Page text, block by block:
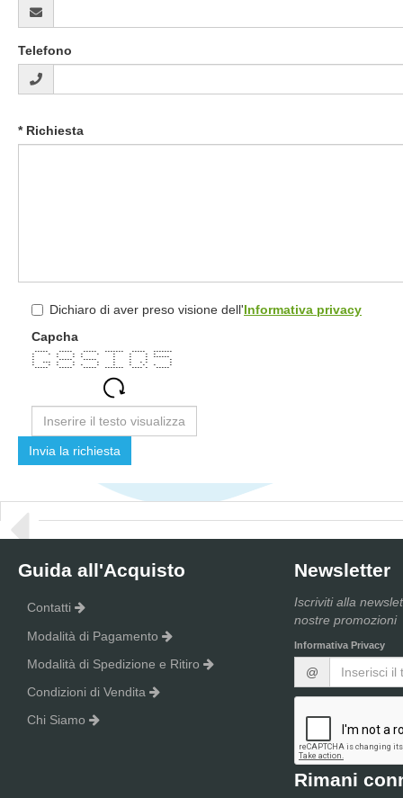
Telefono
la
* Richiesta
compila
captcha
informativa
privacy
Dichiaro di aver preso visione dell'Informativa privacy
Capcha
----- ----- ----- ------- ----- -------
- - - - - - - - - -
- - - - - - - ------
- ----- ----- - - - -
- --- - - - - - - - -
- - - - - - - - - - -
----- ----- ----- ------- ---- - -----
Guida all'Acquisto
Contatti
Modalità di Pagamento
Modalità di Spedizione e Ritiro
Condizioni di Vendita
Chi Siamo
Newsletter
Iscriviti alla
nostre promozioni
Informativa Privacy
@
Rimani